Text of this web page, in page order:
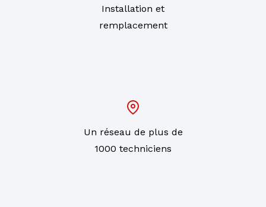
Installation et
remplacement
Un réseau de plus de
1000 techniciens